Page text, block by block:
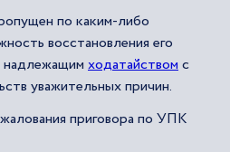
по каким-либо
восстановления его
надлежащим ходатайствомс
уважительных причин.
приговора по УПК